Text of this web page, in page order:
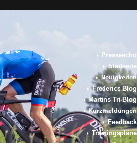
Presseecho
Startseite
Neuigkeiten
Frederics Blog
Martins Tri-Blog
Kurzmeldungen
Feedback
Trainingspläne